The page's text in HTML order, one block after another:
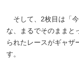
そして、2枚目は「
な、まるでそのままと
られたレースがギャザ
す。